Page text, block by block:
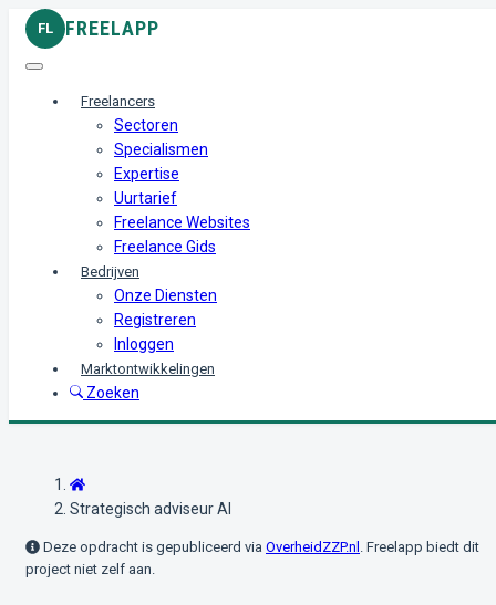
FL FREELAPP
Freelancers
Sectoren
Specialismen
Expertise
Uurtarief
Freelance Websites
Freelance Gids
Bedrijven
Onze Diensten
Registreren
Inloggen
Marktontwikkelingen
Zoeken
Strategisch adviseur AI
Deze opdracht is gepubliceerd via OverheidZZP.nl . Freelapp biedt dit
project niet zelf aan.